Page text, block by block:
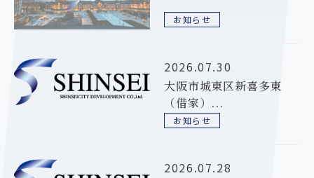
お知らせ
2026.07.30
大阪市城東区新喜多東
（借家）...
お知らせ
2026.07.28